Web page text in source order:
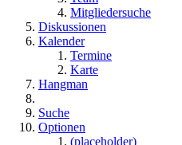
Mitgliedersuche
Diskussionen
Kalender
Termine
Karte
Hangman
Suche
Optionen
(placeholder)